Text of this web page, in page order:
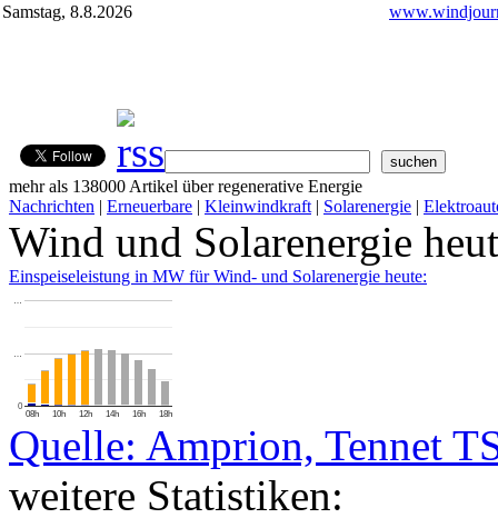
Samstag, 8.8.2026
mehr als 138000 Artikel über regenerative Energie
Nachrichten | Erneuerbare | Kleinwindkraft | Solarenergie |
Wind und Solarenergie
Einspeiseleistung in MW für Wind- und Solarenergie heute:
08h 10h 12h 14h 16h 18h
0
…
…
Quelle: Amprion, Tennet
weitere Statistiken: